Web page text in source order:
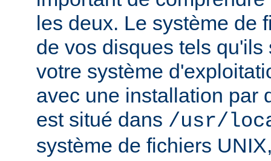
les deux. Le système de
de vos disques tels qu'ils
votre système
avec une installation par
est situé dans /usr/
système de fichiers